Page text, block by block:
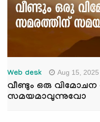
Web desk Aug 15, 2025
വീണ്ടും ഒരു
സമയമാവുന്നുവോ